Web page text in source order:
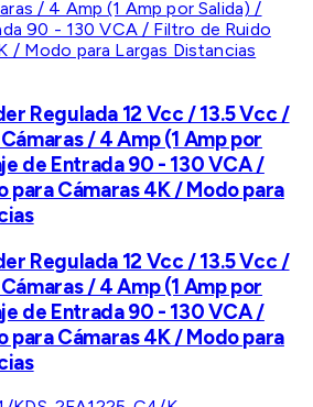
Regulada 12 Vcc / 13.5 Vcc /
/ 4 Amp (1 Amp por
de Entrada 90 - 130 VCA /
para Cámaras 4K / Modo para
Regulada 12 Vcc / 13.5 Vcc /
/ 4 Amp (1 Amp por
de Entrada 90 - 130 VCA /
para Cámaras 4K / Modo para